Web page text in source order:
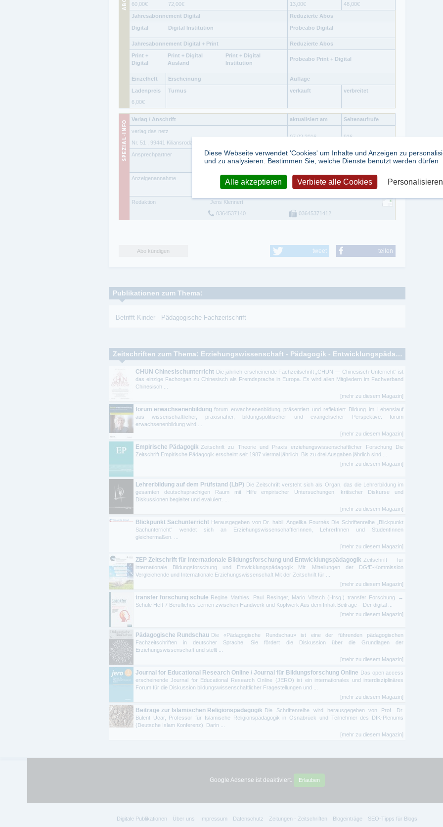
60,00€ 72,00€ 13,00€ 48,00€
Jahresabonnement Digital
Reduzierte Abos
Digital
Digital Institution Probeabo Digital
Jahresabonnement Digital + Print
Reduzierte Abos
Print +
Digital
Print + Digital
Ausland
Print + Digital
Institution
Probeabo Print + Digital
Einzelheft Erscheinung
Auflage
Ladenpreis
Turnus verkauft
verbreitet
6,00€
Verlag / Anschrift aktualisiert am
Seitenaufrufe
verlag das netz
07.02.2016
916
Nr. 51
99441 Kiliansroda
Ansprechpartner
Herr Klennert
0364537140
036453710
Anzeigenannahme
Tania Miguez
0364537140
03645371412
Redaktion
Jens Klennert
0364537140
03645371412
Abo kündigen tweet teilen
Publikationen zum Thema:
Betrifft Kinder - Pädagogische Fachzeitschrift
Zeitschriften zum Thema: Erziehungswissenschaft - Pädagogik - Entwicklungspädagogik
CHUN Chinesischunterricht Die jährlich erscheinende Fachzeitschrift „CHUN — Chinesisch-Unterricht“ ist
das einzige Fachorgan zu Chinesisch als Fremdsprache in Europa. Es wird allen Mitgliedern im Fachverband
Chinesisch ...
[mehr zu diesem Magazin]
forum erwachsenenbildung forum erwachsenenbildung präsentiert und reflektiert Bildung im Lebenslauf
aus wissenschaftlicher, praxisnaher, bildungspolitischer und evangelischer Perspektive. forum
erwachsenenbildung wird ...
[mehr zu diesem Magazin]
Empirische Pädagogik Zeitschrift zu Theorie und Praxis erziehungswissenschaftlicher Forschung Die
Zeitschrift Empirische Pädagogik erscheint seit 1987 viermal jährlich. Bis zu drei Ausgaben jährlich sind ...
[mehr zu diesem Magazin]
Lehrerbildung auf dem Prüfstand (LbP) Die Zeitschrift versteht sich als Organ, das die Lehrerbildung im
gesamten deutschsprachigen Raum mit Hilfe empirischer Untersuchungen, kritischer Diskurse und
Diskussionen begleitet und evaluiert. ...
[mehr zu diesem Magazin]
Blickpunkt Sachunterricht Herausgegeben von Dr. habil. Angelika Fournés Die Schriftenreihe „Blickpunkt
Sachunterricht“ wendet sich an Erziehungs­wissen­schaft­lerInnen, LehrerInnen und StudentInnen
gleichermaßen. ...
[mehr zu diesem Magazin]
ZEP Zeitschrift für internationale Bildungsforschung und Entwicklungspädagogik Zeitschrift für
internationale Bildungsforschung und Entwicklungspädagogik Mit: Mitteilungen der DGfE-Kommission
Vergleichende und Internationale Erziehungswissenschaft Mit der Zeitschrift für ...
[mehr zu diesem Magazin]
transfer forschung schule Regine Mathies, Paul Resinger, Mario Vötsch (Hrsg.) transfer Forschung ↔
Schule Heft 7 Berufliches Lernen zwischen Handwerk und Kopfwerk Aus dem Inhalt Beiträge – Der digital ...
[mehr zu diesem Magazin]
Pädagogische Rundschau Die «Pädagogische Rundschau» ist eine der führenden pädagogischen
Fachzeitschriften in deutscher Sprache. Sie fördert die Diskussion über die Grundlagen der
Erziehungswissenschaft und stellt ...
[mehr zu diesem Magazin]
Journal for Educational Research Online / Journal für Bildungsforschung Online Das open access
erscheinende Journal for Educational Research Online (JERO) ist ein internationales und interdisziplinäres
Forum für die Diskussion bildungswissenschaftlicher Fragestellungen und ...
[mehr zu diesem Magazin]
Beiträge zur Islamischen Religionspädagogik Die Schriftenreihe wird herausgegeben von Prof. Dr.
Bülent Ucar, Professor für Islamische Religionspädagogik in Osnabrück und Teilnehmer des DIK-Plenums
(Deutsche Islam Konferenz). Darin ...
[mehr zu diesem Magazin]
Google Adsense ist deaktiviert. Erlauben
Digitale Publikationen Über uns Impressum Datenschutz Zeitungen - Zeitschriften Blogeinträge SEO-Tipps für Blogs
Diese Webseite verwendet 'Cookies' um Inhalte und Anzeigen zu
und zu analysieren. Bestimmen Sie, welche Dienste benutzt werden dürfen
Alle akzeptieren Verbiete alle Cookies Personalisieren